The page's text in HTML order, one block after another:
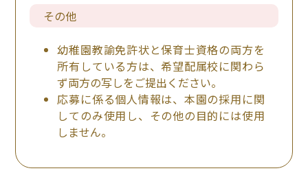
その他
幼稚園教諭免許状と保育士資格の両方を
所有している方は、希望配属校に関わら
ず両方の写しをご提出ください。
応募に係る個人情報は、本園の採用に関
してのみ使用し、その他の目的には使用
しません。